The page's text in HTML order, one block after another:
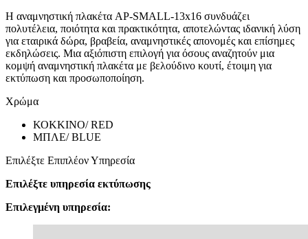
Η αναμνηστική πλακέτα AP-SMALL-13x16 συνδυάζει
πολυτέλεια, ποιότητα και πρακτικότητα, αποτελώντας ιδανική λύση
για εταιρικά δώρα, βραβεία, αναμνηστικές απονομές και επίσημες
εκδηλώσεις. Μια αξιόπιστη επιλογή για όσους αναζητούν μια
κομψή αναμνηστική πλακέτα με βελούδινο κουτί, έτοιμη για
εκτύπωση και προσωποποίηση.
Χρώμα
ΚΟΚΚΙΝΟ/ RED
ΜΠΛΕ/ BLUE
Επιλέξτε Επιπλέον Υπηρεσία
Επιλέξτε υπηρεσία εκτύπωσης
Επιλεγμένη υπηρεσία: